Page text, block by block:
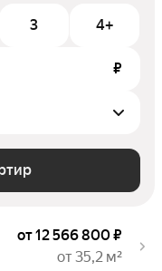
3 4+
₽
от 12 566 800 ₽
от 35,2 м²